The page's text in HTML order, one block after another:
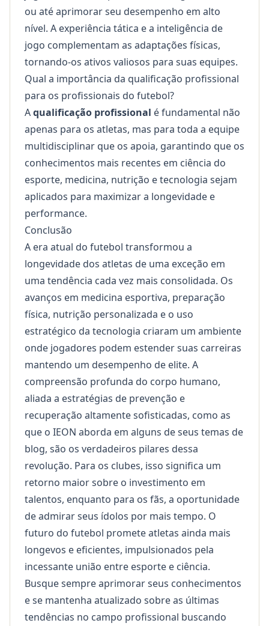
ou até aprimorar seu desempenho em alto
nível. A experiência tática e a inteligência de
jogo complementam as adaptações físicas,
tornando-os ativos valiosos para suas equipes.
Qual a importância da qualificação profissional
para os profissionais do futebol?
Aqualificação profissional é fundamental não
apenas para os atletas, mas para toda a equipe
multidisciplinar que os apoia, garantindo que os
conhecimentos mais recentes em ciência do
esporte, medicina, nutrição e tecnologia sejam
aplicados para maximizar a longevidade e
performance.
Conclusão
A era atual do futebol transformou a
longevidade dos atletas de uma exceção em
uma tendência cada vez mais consolidada. Os
avanços em medicina esportiva, preparação
física, nutrição personalizada e o uso
estratégico da tecnologia criaram um ambiente
onde jogadores podem estender suas carreiras
mantendo um desempenho de elite. A
compreensão profunda do corpo humano,
aliada a estratégias de prevenção e
recuperação altamente sofisticadas, como as
que o IEON aborda em alguns de seus temas de
blog, são os verdadeiros pilares dessa
revolução. Para os clubes, isso significa um
retorno maior sobre o investimento em
talentos, enquanto para os fãs, a oportunidade
de admirar seus ídolos por mais tempo. O
futuro do futebol promete atletas ainda mais
longevos e eficientes, impulsionados pela
incessante união entre esporte e ciência.
Busque sempre aprimorar seus conhecimentos
e se mantenha atualizado sobre as últimas
tendências no campo profissional buscando